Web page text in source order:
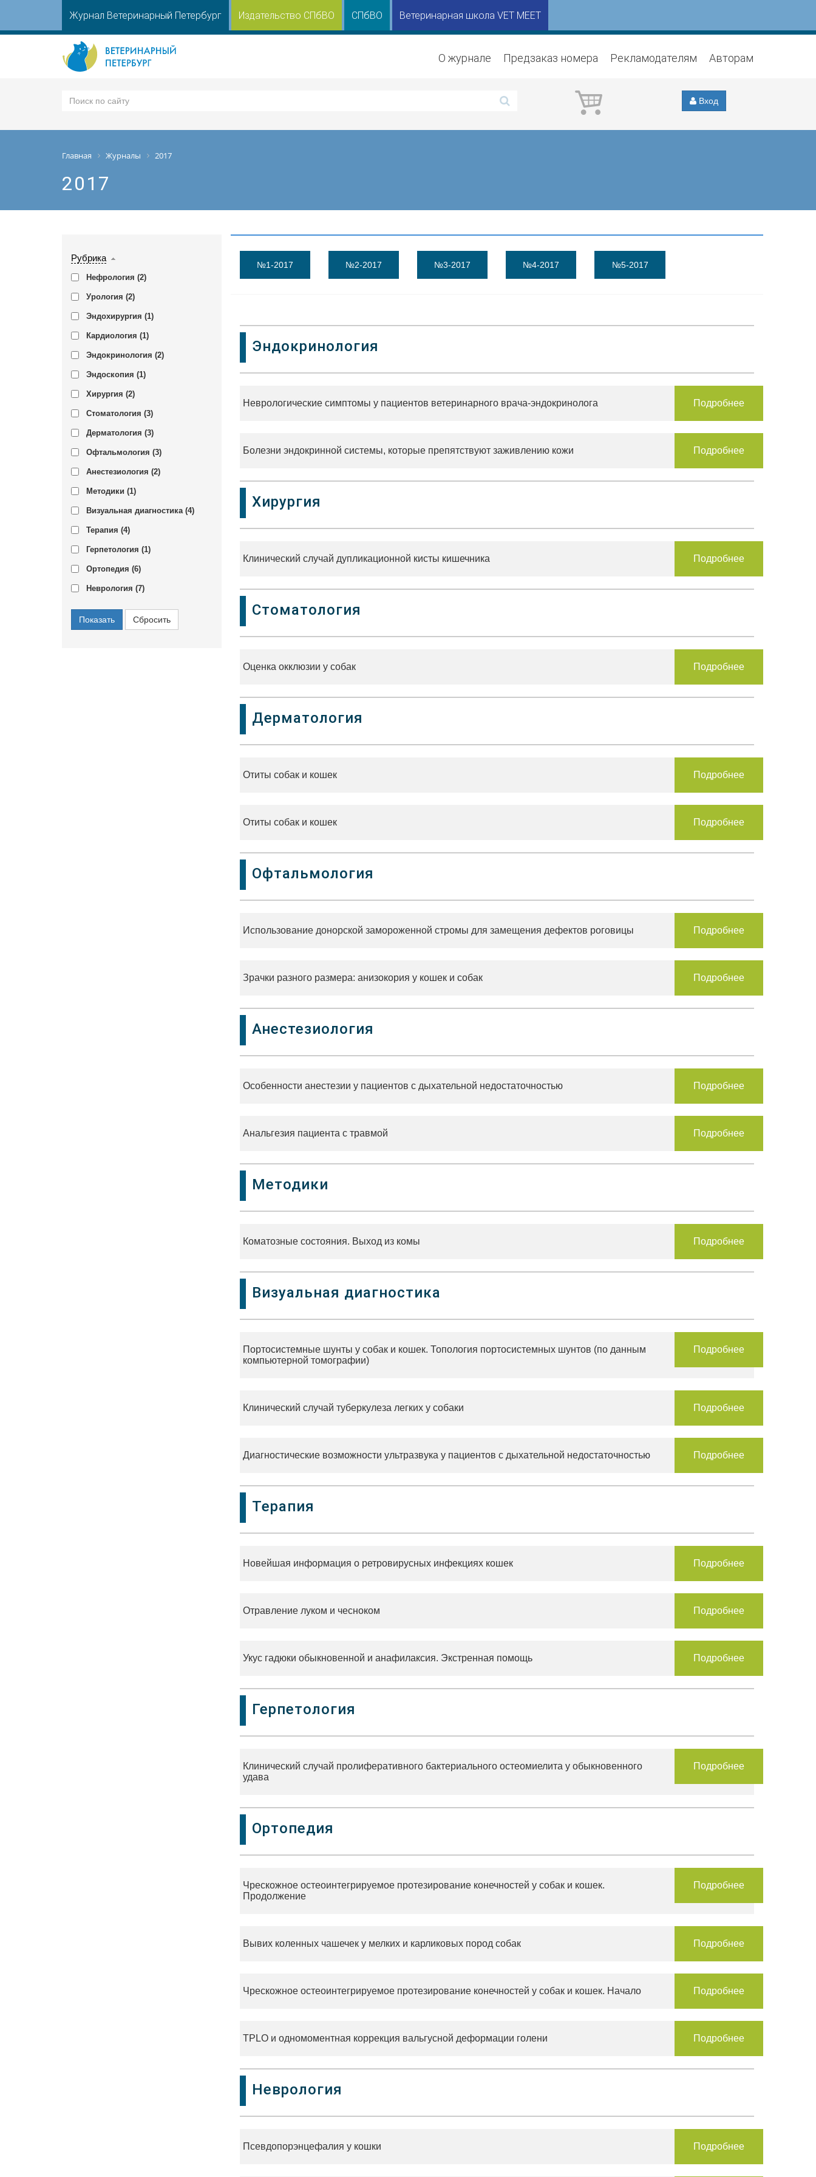
Журнал Ветеринарный Петербург Издательство СПбВО СПбВО Ветеринарная школа VET MEET
О журнале Предзаказ номера Рекламодателям Авторам
Вход
Главная Журналы 2017
2017
Рубрика
Нефрология (2)
Урология (2)
Эндохирургия (1)
Кардиология (1)
Эндокринология (2)
Эндоскопия (1)
Хирургия (2)
Стоматология (3)
Дерматология (3)
Офтальмология (3)
Анестезиология (2)
Методики (1)
Визуальная диагностика (4)
Терапия (4)
Герпетология (1)
Ортопедия (6)
Неврология (7)
№1-2017 №2-2017 №3-2017 №4-2017 №5-2017
Эндокринология
Неврологические симптомы у пациентов ветеринарного врача-эндокринолога Подробнее
Болезни эндокринной системы, которые препятствуют заживлению кожи Подробнее
Хирургия
Клинический случай дупликационной кисты кишечника Подробнее
Стоматология
Оценка окклюзии у собак Подробнее
Дерматология
Отиты собак и кошек Подробнее
Отиты собак и кошек Подробнее
Офтальмология
Использование донорской замороженной стромы для замещения дефектов роговицы Подробнее
Зрачки разного размера: анизокория у кошек и собак Подробнее
Анестезиология
Особенности анестезии у пациентов с дыхательной недостаточностью Подробнее
Анальгезия пациента с травмой Подробнее
Методики
Коматозные состояния. Выход из комы Подробнее
Визуальная диагностика
Портосистемные шунты у собак и кошек. Топология портосистемных шунтов (по данным
компьютерной томографии)
Подробнее
Клинический случай туберкулеза легких у собаки Подробнее
Диагностические возможности ультразвука у пациентов с дыхательной недостаточностью Подробнее
Терапия
Новейшая информация о ретровирусных инфекциях кошек Подробнее
Отравление луком и чесноком Подробнее
Укус гадюки обыкновенной и анафилаксия. Экстренная помощь Подробнее
Герпетология
Клинический случай пролиферативного бактериального остеомиелита у обыкновенного
удава
Подробнее
Ортопедия
Чрескожное остеоинтегрируемое протезирование конечностей у собак и кошек.
Продолжение
Подробнее
Вывих коленных чашечек у мелких и карликовых пород собак Подробнее
Чрескожное остеоинтегрируемое протезирование конечностей у собак и кошек. Начало Подробнее
TPLO и одномоментная коррекция вальгусной деформации голени Подробнее
Неврология
Псевдопорэнцефалия у кошки Подробнее